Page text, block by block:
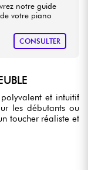
notre guide
votre piano
CONSULTER
et intuitif
les débutants ou
toucher réaliste et